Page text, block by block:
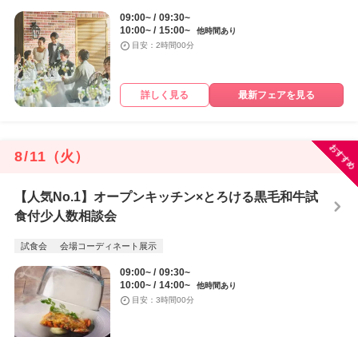
09:00~
09:30~
10:00~
15:00~
他時間あり
目安：2時間00分
詳しく見る 最新フェアを見る
おすすめ
8/11 （火）
【人気No.1】オープンキッチン×とろける黒毛和牛試
食付少人数相談会
試食会 会場コーディネート展示
09:00~
09:30~
10:00~
14:00~
他時間あり
目安：3時間00分